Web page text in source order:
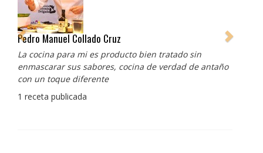
Pedro Manuel Collado Cruz
La cocina para mi es producto bien tratado sin
enmascarar sus sabores, cocina de verdad de antaño
con un toque diferente
1 receta publicada